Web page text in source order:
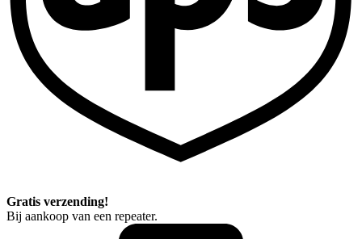
Gratis verzending!
Bij aankoop van een repeater.